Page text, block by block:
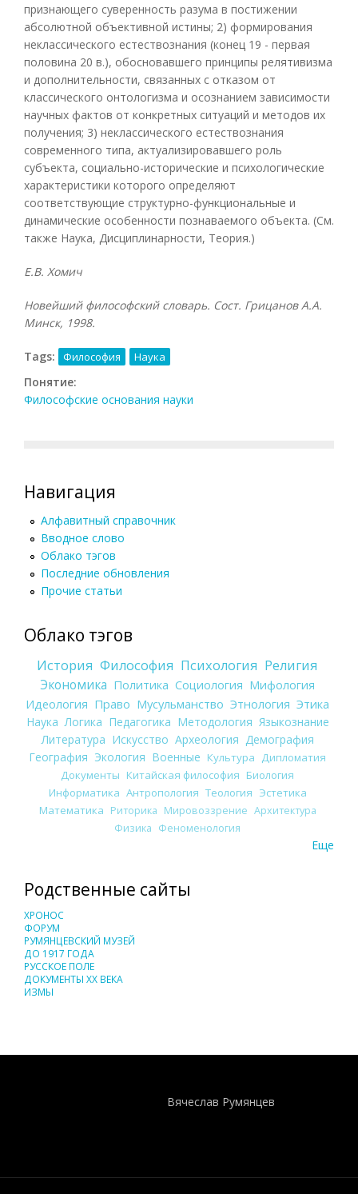
признающего суверенность разума в постижении
абсолютной объективной истины; 2) формирования
неклассического естествознания (конец 19 - первая
половина 20 в.), обосновавшего принципы релятивизма
и дополнительности, связанных с отказом от
классического онтологизма и осознанием зависимости
научных фактов от конкретных ситуаций и методов их
получения; 3) неклассического естествознания
современного типа, актуализировавшего роль
субъекта, социально-исторические и психологические
характеристики которого определяют
соответствующие структурно-функциональные и
динамические особенности познаваемого объекта. (См.
также Наука, Дисциплинарности, Теория.)
Е.В. Хомич
Новейший философский словарь. Сост. Грицанов А.А.
Минск, 1998.
Tags: Философия Наука
Понятие:
Философские основания науки
Навигация
Алфавитный справочник
Вводное слово
Облако тэгов
Последние обновления
Прочие статьи
Облако тэгов
История Философия Психология Религия
Экономика Политика Социология Мифология
Идеология Право Мусульманство Этнология Этика
Наука Логика Педагогика Методология Языкознание
Литература Искусство Археология Демография
География Экология Военные Культура
Дипломатия
Документы Китайская философия Биология
Информатика Антропология Теология Эстетика
Математика Риторика Мировоззрение Архитектура
Физика Феноменология
Еще
Родственные сайты
ХРОНОС
ФОРУМ
РУМЯНЦЕВСКИЙ МУЗЕЙ
ДО 1917 ГОДА
РУССКОЕ ПОЛЕ
ДОКУМЕНТЫ XX ВЕКА
ИЗМЫ
Вячеслав Румянцев